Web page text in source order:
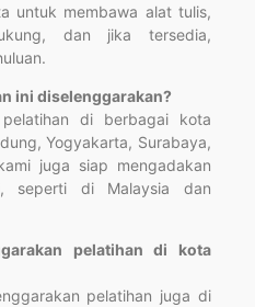
untuk membawa alat tulis,
dan jika tersedia,
ini diselenggarakan?
pelatihan di berbagai kota
Yogyakarta, Surabaya,
juga siap mengadakan
seperti di Malaysia dan
pelatihan di kota
pelatihan juga di